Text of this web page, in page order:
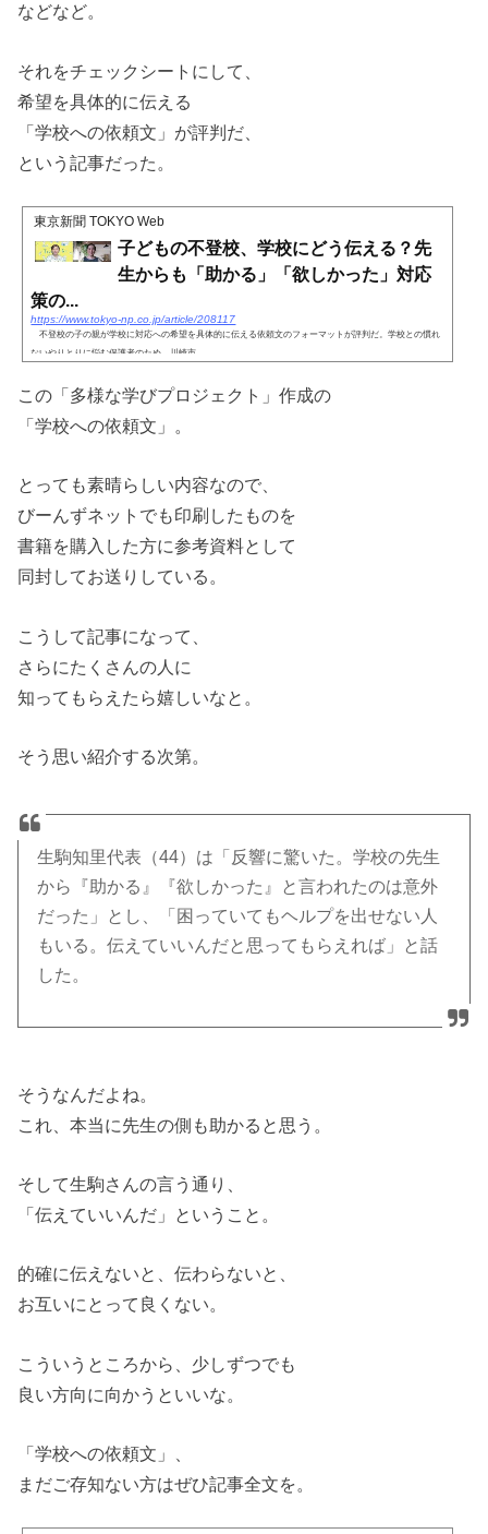
などなど。
それをチェックシートにして、
希望を具体的に伝える
「学校への依頼文」が評判だ、
という記事だった。
東京新聞 TOKYO Web
子どもの不登校、学校にどう伝える？先
生からも「助かる」「欲しかった」対応
策の...
https://www.tokyo-np.co.jp/article/208117
不登校の子の親が学校に対応への希望を具体的に伝える依頼文のフォーマットが評判だ。学校との慣れ
ないやりとりに悩む保護者のため、川崎市...
この「多様な学びプロジェクト」作成の
「学校への依頼文」。
とっても素晴らしい内容なので、
びーんずネットでも印刷したものを
書籍を購入した方に参考資料として
同封してお送りしている。
こうして記事になって、
さらにたくさんの人に
知ってもらえたら嬉しいなと。
そう思い紹介する次第。
生駒知里代表（44）は「反響に驚いた。学校の先生
から『助かる』『欲しかった』と言われたのは意外
だった」とし、「困っていてもヘルプを出せない人
もいる。伝えていいんだと思ってもらえれば」と話
した。
そうなんだよね。
これ、本当に先生の側も助かると思う。
そして生駒さんの言う通り、
「伝えていいんだ」ということ。
的確に伝えないと、伝わらないと、
お互いにとって良くない。
こういうところから、少しずつでも
良い方向に向かうといいな。
「学校への依頼文」、
まだご存知ない方はぜひ記事全文を。